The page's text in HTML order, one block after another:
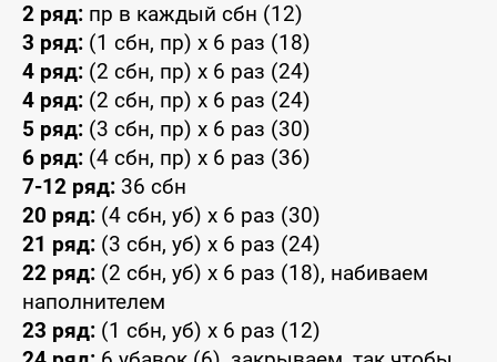
2 ряд: пр в каждый сбн (12)
3 ряд: (1 сбн, пр) x 6 раз (18)
4 ряд: (2 сбн, пр) x 6 раз (24)
4 ряд: (2 сбн, пр) x 6 раз (24)
5 ряд: (3 сбн, пр) x 6 раз (30)
6 ряд: (4 сбн, пр) x 6 раз (36)
7-12 ряд: 36 сбн
20 ряд: (4 сбн, уб) x 6 раз (30)
21 ряд: (3 сбн, уб) x 6 раз (24)
22 ряд: (2 сбн, уб) x 6 раз (18), набиваем
наполнителем
23 ряд: (1 сбн, уб) x 6 раз (12)